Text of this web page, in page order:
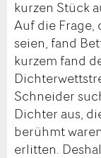
kurzen Stück
Auf die Frage,
seien, fand
kurzem fand
Schneider
Dichter aus,
berühmt
erlitten.